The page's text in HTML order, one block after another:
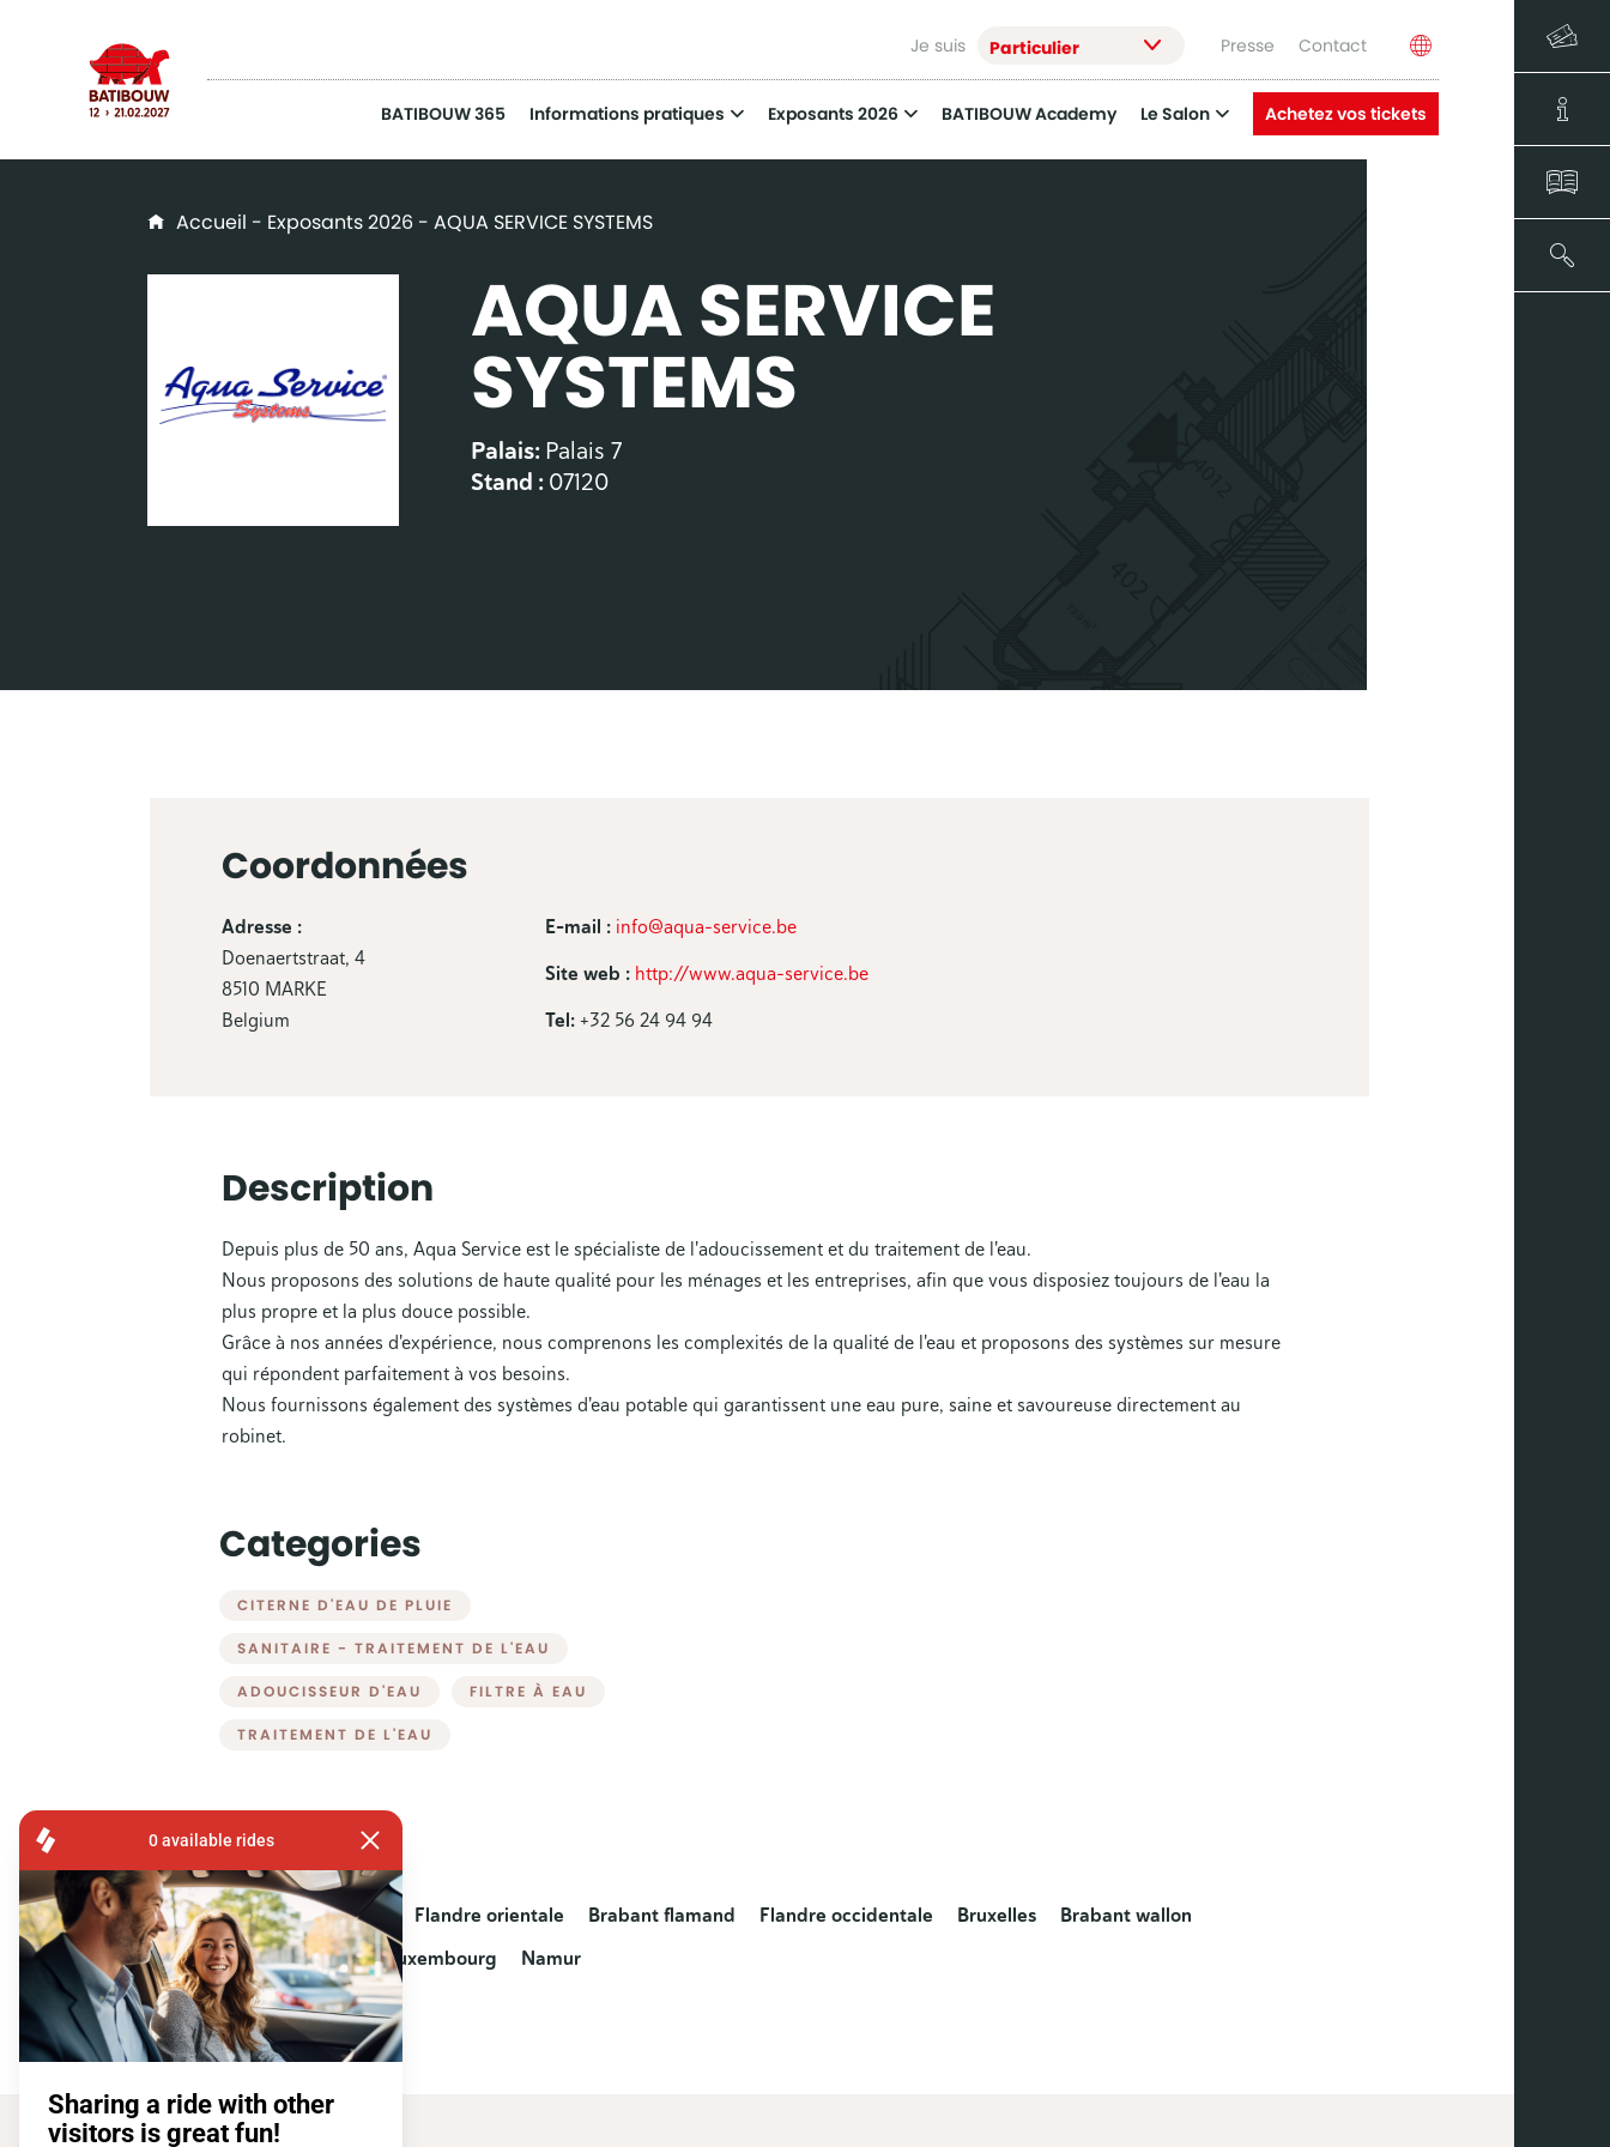
Je suis Particulier Presse Contact
BATIBOUW 365 Informations pratiques Exposants 2026 BATIBOUW Academy Le Salon Achetez vos tickets
Accueil - Exposants 2026 - AQUA SERVICE SYSTEMS
AQUA SERVICE
SYSTEMS
Palais: Palais 7
Stand : 07120
Coordonnées
Adresse :
Doenaertstraat, 4
8510 MARKE
Belgium
E-mail : info@aqua-service.be
Site web : http://www.aqua-service.be
Tel:+32 56 24 94 94
Description
Depuis plus de 50 ans, Aqua Service est le spécialiste de l'adoucissement et du traitement de l'eau.
Nous proposons des solutions de haute qualité pour les ménages et les entreprises, afin que vous disposiez toujours de l'eau la
plus propre et la plus douce possible.
Grâce à nos années d'expérience, nous comprenons les complexités de la qualité de l'eau et proposons des systèmes sur mesure
qui répondent parfaitement à vos besoins.
Nous fournissons également des systèmes d'eau potable qui garantissent une eau pure, saine et savoureuse directement au
robinet.
Categories
CITERNE D'EAU DE PLUIE
SANITAIRE - TRAITEMENT DE L'EAU
ADOUCISSEUR D'EAU FILTRE À EAU
TRAITEMENT DE L'EAU
Provinces
Anvers Limbourg Flandre orientale Brabant flamand Flandre occidentale Bruxelles
Brabant wallon
Hainaut
Liège Luxembourg Namur